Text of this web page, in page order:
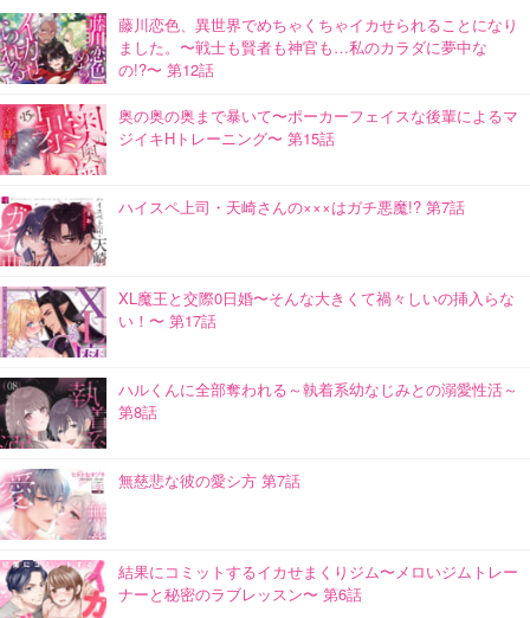
藤川恋色、異世界でめちゃくちゃイカせられることになり
ました。〜戦士も賢者も神官も…私のカラダに夢中な
の!?〜 第12話
奥の奥の奥まで暴いて〜ポーカーフェイスな後輩によるマ
ジイキHトレーニング〜 第15話
ハイスペ上司・天崎さんの×××はガチ悪魔!? 第7話
XL魔王と交際0日婚〜そんな大きくて禍々しいの挿入らな
い！〜 第17話
ハルくんに全部奪われる～執着系幼なじみとの溺愛性活～
第8話
無慈悲な彼の愛シ方 第7話
結果にコミットするイカせまくりジム〜メロいジムトレー
ナーと秘密のラブレッスン〜 第6話